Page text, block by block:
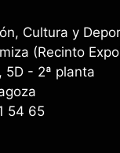
Cultura y
(Recinto
5D - 2ª planta
54 65